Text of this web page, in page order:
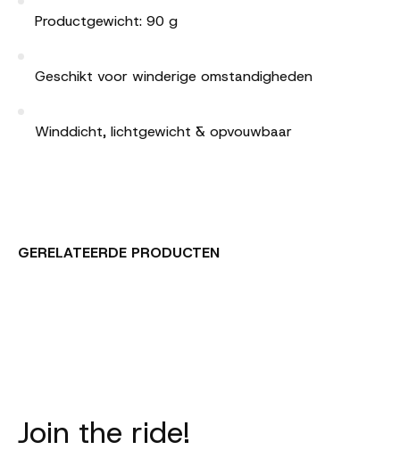
Productgewicht: 90 g
Geschikt voor winderige omstandigheden
Winddicht, lichtgewicht & opvouwbaar
GERELATEERDE PRODUCTEN
Join the ride!